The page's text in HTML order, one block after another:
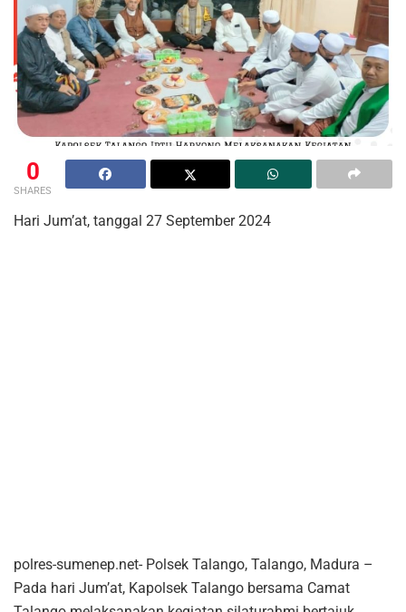
0
SHARES
Hari Jum’at, tanggal 27 September 2024
polres-sumenep.net- Polsek Talango, Talango, Madura –
Pada hari Jum’at, Kapolsek Talango bersama Camat